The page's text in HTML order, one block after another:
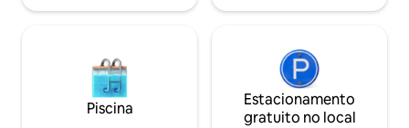
Piscina
Estacionamento
gratuito no local